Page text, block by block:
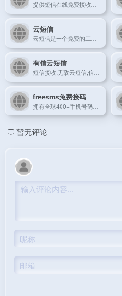
云短信
有信云短信
freesms免费接码
暂无评论